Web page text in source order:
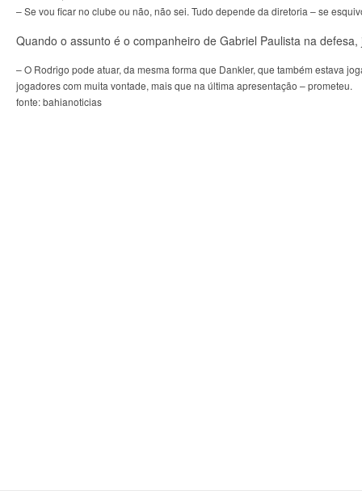
– Se vou ficar no clube ou não, não sei. Tudo depende da diretoria – se
Quando o assunto é o companheiro de Gabriel Paulista na
– O Rodrigo pode atuar, da mesma forma que Dankler, que também estava
jogadores com muita vontade, mais que na última apresentação – prometeu.
fonte: bahianoticias